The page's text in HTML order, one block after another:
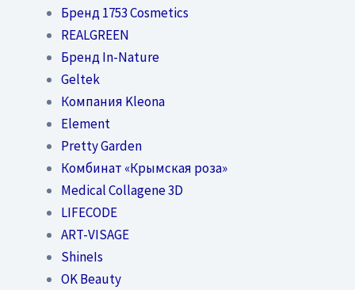
Бренд 1753 Cosmetics
REALGREEN
Бренд In-Nature
Geltek
Компания Kleona
Element
Pretty Garden
Комбинат «Крымская роза»
Medical Collagene 3D
LIFECODE
ART-VISAGE
ShineIs
OK Beauty